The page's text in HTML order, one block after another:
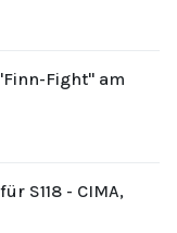
Fight" am
S118 - CIMA,